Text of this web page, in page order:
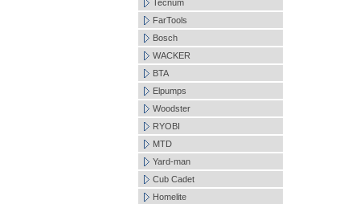
Tecnum
FarTools
Bosch
WACKER
BTA
Elpumps
Woodster
RYOBI
MTD
Yard-man
Cub Cadet
Homelite